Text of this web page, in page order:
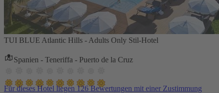
TUI BLUE Atlantic Hills - Adults Only Stil-Hotel
Spanien - Teneriffa - Puerto de la Cruz
Für dieses Hotel liegen 126 Bewertungen mit einer Zustimmung